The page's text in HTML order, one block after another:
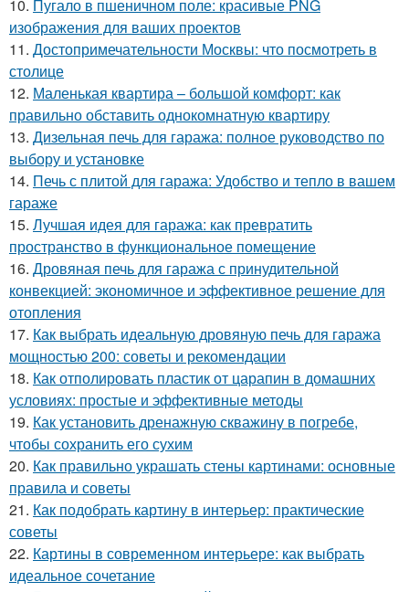
10. Пугало в пшеничном поле: красивые PNG
изображения для ваших проектов
11. Достопримечательности Москвы: что посмотреть в
столице
12. Маленькая квартира – большой комфорт: как
правильно обставить однокомнатную квартиру
13. Дизельная печь для гаража: полное руководство по
выбору и установке
14. Печь с плитой для гаража: Удобство и тепло в вашем
гараже
15. Лучшая идея для гаража: как превратить
пространство в функциональное помещение
16. Дровяная печь для гаража с принудительной
конвекцией: экономичное и эффективное решение для
отопления
17. Как выбрать идеальную дровяную печь для гаража
мощностью 200: советы и рекомендации
18. Как отполировать пластик от царапин в домашних
условиях: простые и эффективные методы
19. Как установить дренажную скважину в погребе,
чтобы сохранить его сухим
20. Как правильно украшать стены картинами: основные
правила и советы
21. Как подобрать картину в интерьер: практические
советы
22. Картины в современном интерьере: как выбрать
идеальное сочетание